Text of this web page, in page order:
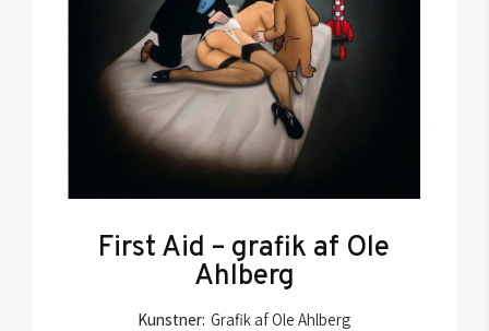
First Aid – grafik af Ole
Ahlberg
Kunstner: Grafik af Ole Ahlberg